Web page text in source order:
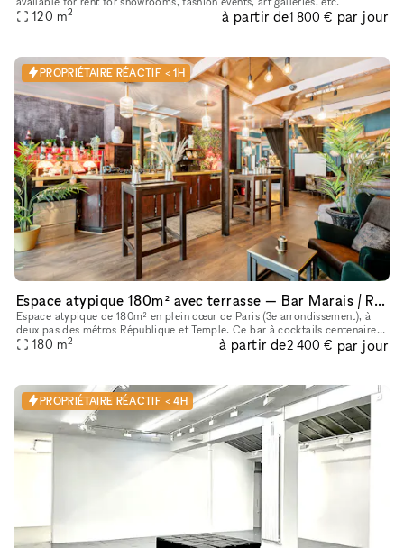
120 m2 à partir de1 800 € par jour
PROPRIÉTAIRE RÉACTIF < 1H
Espace atypique 180m² avec terrasse — Bar Marais / République — Showroom, shooting, pop-up restaurant, défilé
Espace atypique de 180m² en plein cœur de Paris (3e arrondissement), à
deux pas des métros République et Temple. Ce bar à cocktails centenaire
fondé en 1923 offre un cadre unique et scénographiable p
180 m2 à partir de2 400 € par jour
PROPRIÉTAIRE RÉACTIF < 4H